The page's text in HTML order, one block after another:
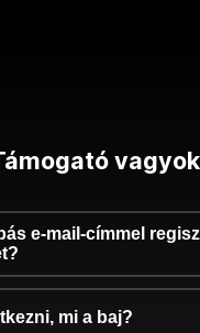
vagyok
e-mail-címmel
mi a baj?